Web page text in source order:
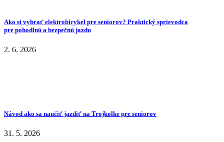
Ako si vybrať elektrobicykel pre seniorov? Praktický sprievodca
pre pohodlnú a bezpečnú jazdu
2. 6. 2026
Návod ako sa naučiť jazdiť na Trojkolke pre seniorov
31. 5. 2026